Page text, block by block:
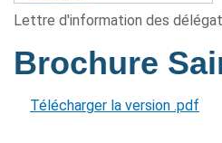
Lettre d'information des
Brochure
Télécharger la version .pdf